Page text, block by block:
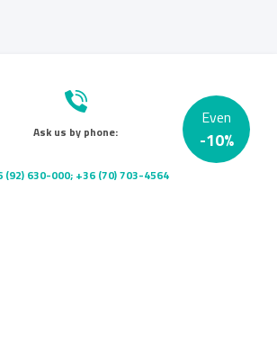
Ask us by phone:
(92) 630-000; +36 (70) 703-4564
Even
-10%